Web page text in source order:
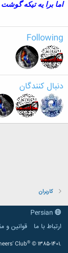
اما برا یه تیکه
Following
دنبال کنندگان
کاربران
ارتباط با ما
قوانین و
Club® © 1385-1401.